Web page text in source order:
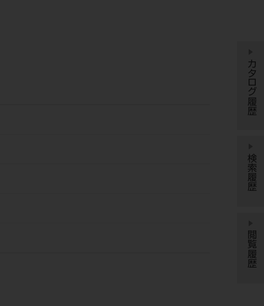
カタログ履歴
検索履歴
閲覧履歴